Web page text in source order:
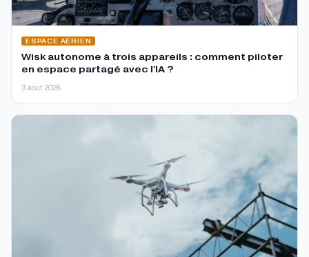
ESPACE AÉRIEN
Wisk autonome à trois appareils : comment piloter
en espace partagé avec l'IA ?
3 aout 2026